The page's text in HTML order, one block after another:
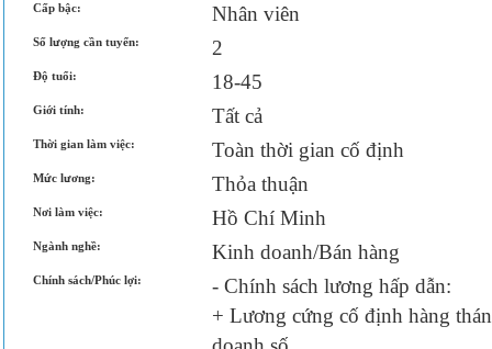
Cấp bậc: Nhân viên
Số lượng cần tuyển: 2
Độ tuổi: 18-45
Giới tính: Tất cả
Thời gian làm việc: Toàn thời gian cố định
Mức lương: Thỏa thuận
Nơi làm việc: Hồ Chí Minh
Ngành nghề: Kinh doanh/Bán hàng
Chính sách/Phúc lợi:
- Chính sách lương hấp dẫn:
+ Lương cứng cố định hàng